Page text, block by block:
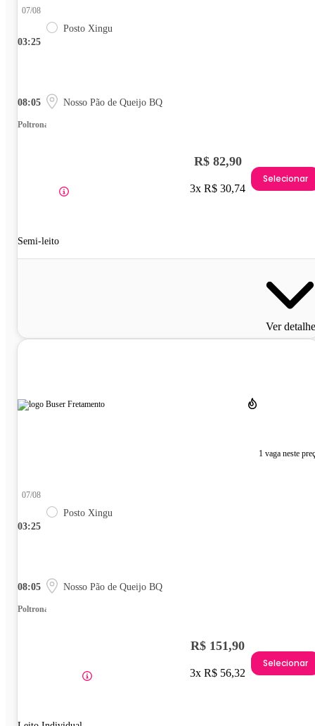
03:25
07/08
Posto Xingu
08:05 Nosso Pão de Queijo BQ
Poltrona
Semi-leito
R$ 82,90
3x R$ 30,74
Selecionar
Ver
1 vaga neste
03:25
07/08
Posto Xingu
08:05 Nosso Pão de Queijo BQ
Poltrona
R$ 151,90
3x R$ 56,32
Selecionar